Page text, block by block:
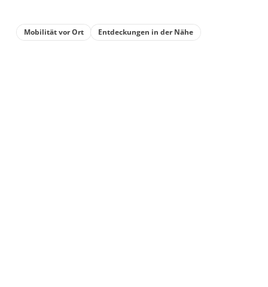
Mobilität vor Ort Entdeckungen in der Nähe